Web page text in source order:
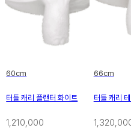
60cm
터틀 캐리 플랜터 화이트
1,210,000
66cm
터틀 캐리